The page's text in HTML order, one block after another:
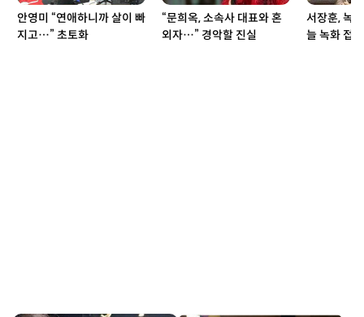
안영미 “연애하니까 살이 빠
지고…” 초토화
“문희옥, 소속사 대표와 혼
외자…” 경악할 진실
서장훈, 녹
늘 녹화 접